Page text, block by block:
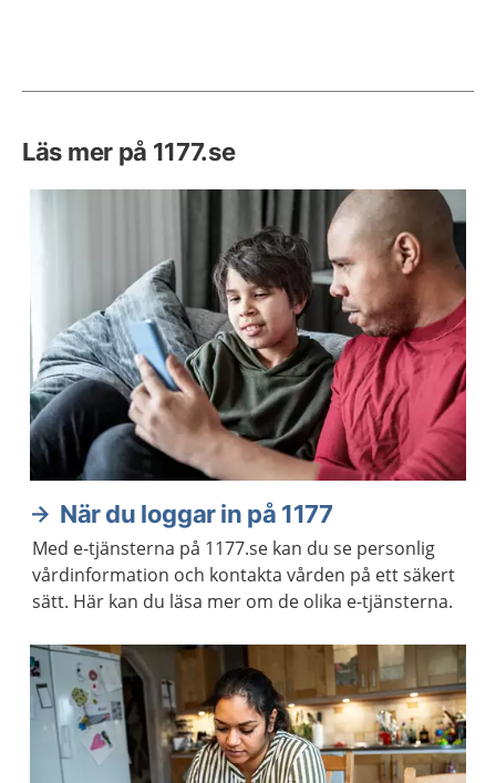
Läs mer på 1177.se
När du loggar in på 1177
Med e-tjänsterna på 1177.se kan du se personlig
vårdinformation och kontakta vården på ett säkert
sätt. Här kan du läsa mer om de olika e-tjänsterna.